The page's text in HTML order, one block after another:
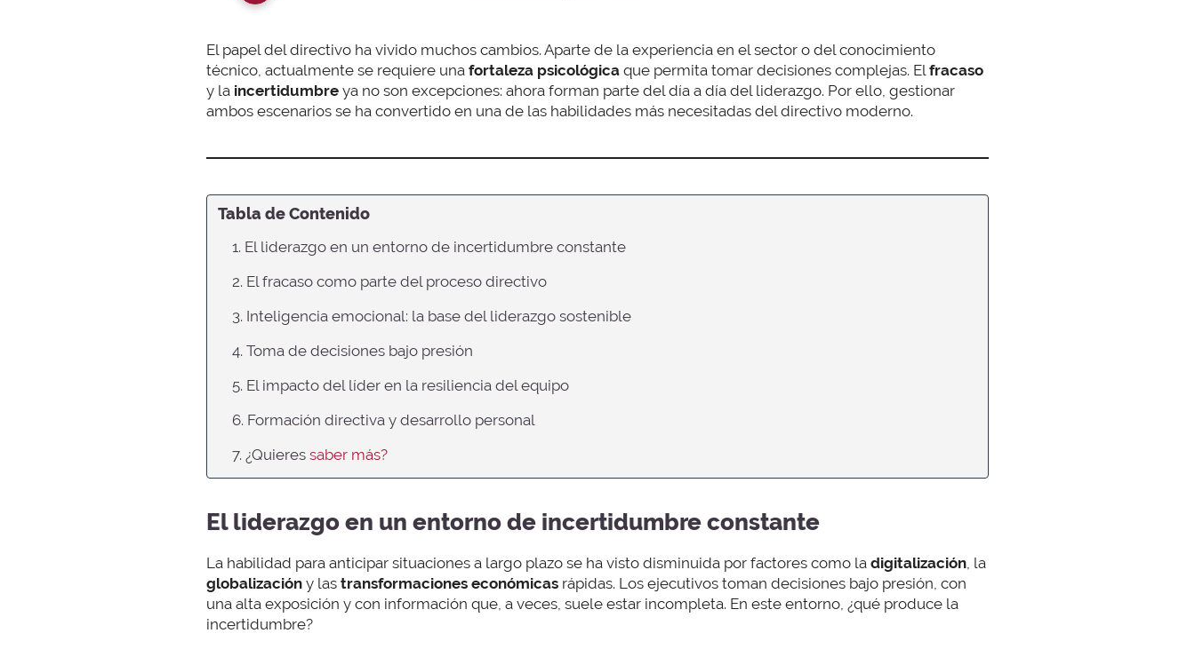
El papel del directivo ha vivido muchos cambios. Aparte de la experiencia en el sector o del conocimiento
técnico, actualmente se requiere una fortaleza psicológica que permita tomar decisiones complejas. Elfracaso
y la incertidumbre ya no son excepciones: ahora forman parte del día a día del liderazgo. Por ello, gestionar
ambos escenarios se ha convertido en una de las habilidades más necesitadas del directivo moderno.
Tabla de Contenido
1. El liderazgo en un entorno de incertidumbre constante
2. El fracaso como parte del proceso directivo
3. Inteligencia emocional: la base del liderazgo sostenible
4. Toma de decisiones bajo presión
5. El impacto del líder en la resiliencia del equipo
6. Formación directiva y desarrollo personal
7. ¿Quieres saber más?
El liderazgo en un entorno de incertidumbre constante
La habilidad para anticipar situaciones a largo plazo se ha visto disminuida por factores como la digitalización, la
globalización y las transformaciones económicas rápidas. Los ejecutivos toman decisiones bajo presión, con
una alta exposición y con información que, a veces, suele estar incompleta. En este entorno, ¿qué produce la
incertidumbre?